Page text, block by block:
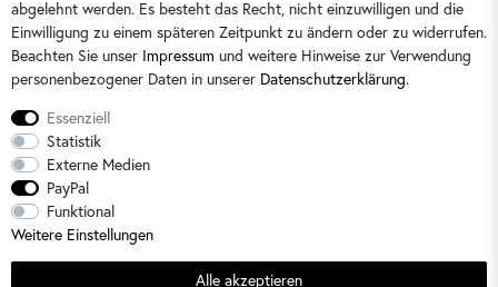
Alle Preise sind inkl. der gesetzlichen Mehrwertsteuer und zzgl.
© 2026 Dorins Kindermode / Alle Rechte vorbehalten. /
abgelehnt werden. Es besteht das Recht, nicht einzuwilligen und die
Einwilligung zu einem späteren Zeitpunkt zu ändern oder zu widerrufen.
Beachten Sie unser Impressum und weitere Hinweise zur Verwendung
personenbezogener Daten in unserer Daten­schutz­erklärung.
Essenziell
Statistik
Externe Medien
PayPal
Funktional
Weitere Einstellungen
Alle akzeptieren